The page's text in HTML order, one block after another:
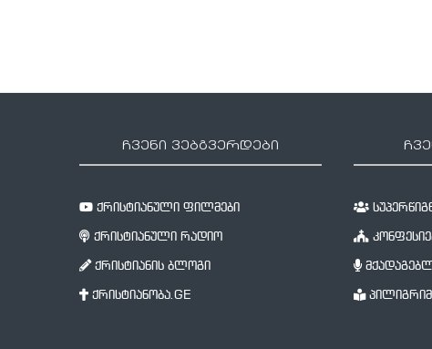
ჩვენი ვებგვერდები
ქრისტიანული ფილმები
ქრისტიანული რადიო
ქრისტიანის ბლოგი
ქრისტიანობა.GE